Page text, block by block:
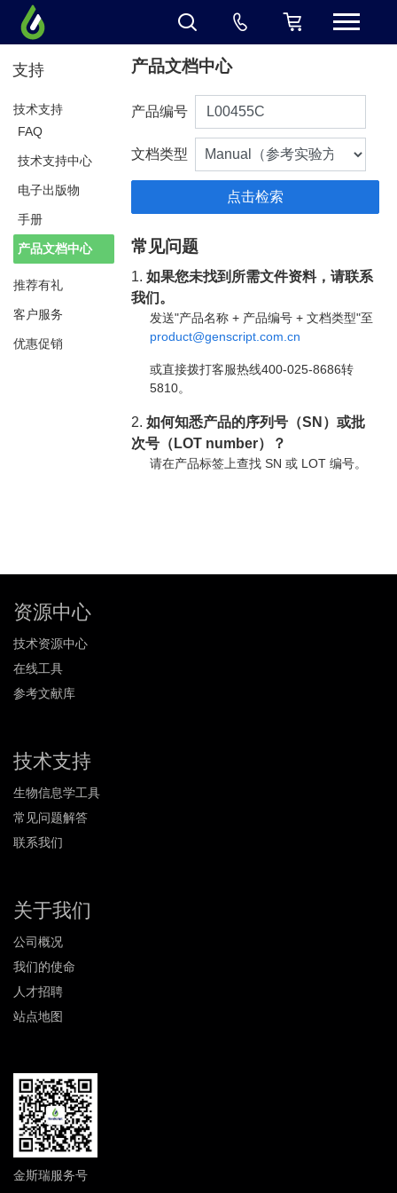
支持
技术支持
FAQ
技术支持中心
电子出版物
手册
产品文档中心
推荐有礼
客户服务
优惠促销
产品文档中心
产品编号
文档类型
常见问题
1.如果您未找到所需文件资料，请联系
我们。
发送"产品名称 + 产品编号 + 文档类型"至
product@genscript.com.cn
或直接拨打客服热线400-025-8686转
5810。
2.如何知悉产品的序列号（SN）或批
次号（LOT number）？
请在产品标签上查找 SN 或 LOT 编号。
资源中心
技术资源中心
在线工具
参考文献库
技术支持
生物信息学工具
常见问题解答
联系我们
关于我们
公司概况
我们的使命
人才招聘
站点地图
金斯瑞服务号